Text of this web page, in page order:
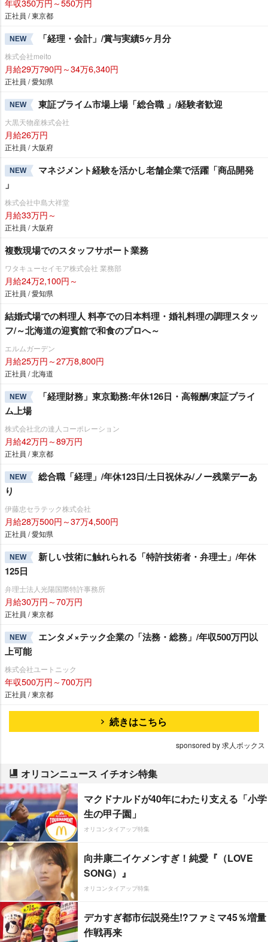
正社員 / 東京都
NEW 「経理・会計」/賞与実績5ヶ月分
株式会社meito
月給29万790円～34万6,340円
正社員 / 愛知県
NEW 東証プライム市場上場「総合職 」/経験者歓迎
大黒天物産株式会社
月給26万円
正社員 / 大阪府
NEW
マネジメント経験を活かし老舗企業で活躍「商品開発
」
株式会社中島大祥堂
月給33万円～
正社員 / 大阪府
複数現場でのスタッフサポート業務
ワタキューセイモア株式会社 業務部
月給24万2,100円～
正社員 / 愛知県
結婚式場での料理人 料亭での日本料理・婚礼料理の調理スタッ
フ/～北海道の迎賓館で和食のプロへ～
エルムガーデン
月給25万円～27万8,800円
正社員 / 北海道
NEW
「経理財務」東京勤務:年休126日・高報酬/東証プライ
ム上場
株式会社北の達人コーポレーション
月給42万円～89万円
正社員 / 東京都
NEW
総合職「経理」/年休123日/土日祝休み/ノー残業デーあ
り
伊藤忠セラテック株式会社
月給28万500円～37万4,500円
正社員 / 愛知県
NEW
新しい技術に触れられる「特許技術者・弁理士」/年休
125日
弁理士法人光陽国際特許事務所
月給30万円～70万円
正社員 / 東京都
NEW
エンタメ×テック企業の「法務・総務」/年収500万円以
上可能
株式会社ユートニック
年収500万円～700万円
正社員 / 東京都
続きはこちら
sponsored by 求人ボックス
オリコンニュース イチオシ特集
マクドナルドが40年にわたり支える「小学
生の甲子園」
オリコンタイアップ特集
向井康二イケメンすぎ！純愛『（LOVE
SONG）』
オリコンタイアップ特集
デカすぎ都市伝説発生!?ファミマ45％増量
作戦再来